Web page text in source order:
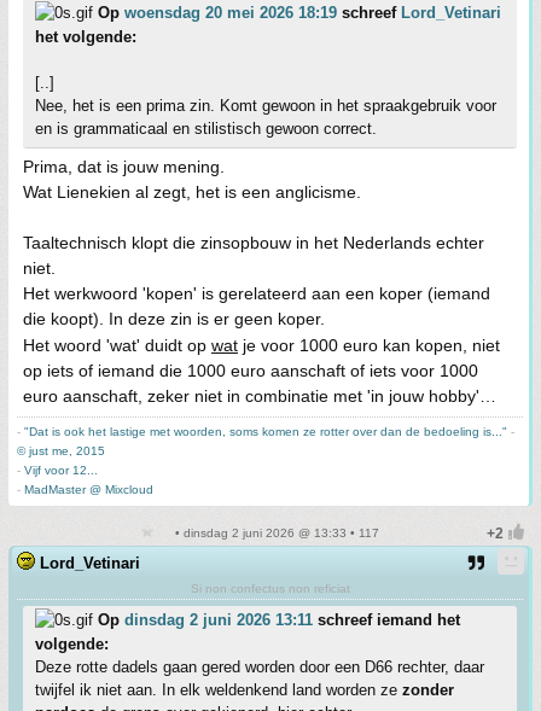
Op woensdag 20 mei 2026 18:19 schreef Lord_Vetinari
het volgende:
[..]
Nee, het is een prima zin. Komt gewoon in het spraakgebruik voor
en is grammaticaal en stilistisch gewoon correct.
Prima, dat is jouw mening.
Wat Lienekien al zegt, het is een anglicisme.
Taaltechnisch klopt die zinsopbouw in het Nederlands echter
niet.
Het werkwoord 'kopen' is gerelateerd aan een koper (iemand
die koopt). In deze zin is er geen koper.
Het woord 'wat' duidt op wat je voor 1000 euro kan kopen, niet
op iets of iemand die 1000 euro aanschaft of iets voor 1000
euro aanschaft, zeker niet in combinatie met 'in jouw hobby'…
- "Dat is ook het lastige met woorden, soms komen ze rotter over dan de bedoeling is..." -
© just me, 2015
- Vijf voor 12...
- MadMaster @ Mixcloud
• dinsdag 2 juni 2026 @ 13:33 • 117
Lord_Vetinari
Si non confectus non reficiat
Op dinsdag 2 juni 2026 13:11 schreef iemand het
volgende:
Deze rotte dadels gaan gered worden door een D66 rechter, daar
twijfel ik niet aan. In elk weldenkend land worden ze zonder